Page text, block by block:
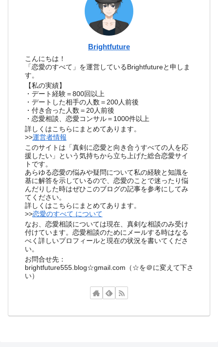
Brightfuture
こんにちは！
「恋愛のすべて」を運営しているBrightfutureと申しま
す。
【私の実績】
・デート経験＝800回以上
・デートした相手の人数＝200人前後
・付き合った人数＝20人前後
・恋愛相談、恋愛コンサル＝1000件以上
詳しくはこちらにまとめてあります。
>>運営者情報
このサイトは「真剣に恋愛と向き合うすべての人を応
援したい」という気持ちから立ち上げた総合恋愛サイ
トです。
あらゆる恋愛の悩みや疑問について私の経験と知識を
基に解答を示しているので、恋愛のことで迷ったり悩
んだりした時はぜひこのブログの記事を参考にしてみ
てください。
詳しくはこちらにまとめてあります。
>>恋愛のすべて について
なお、恋愛相談については現在、真剣な相談のみ受け
付けています。恋愛相談のためにメールする時はなる
べく詳しいプロフィールと現在の状況を書いてくださ
い。
お問合せ先：
brightfuture555.blog☆gmail.com（☆を＠に変えて下さ
い）